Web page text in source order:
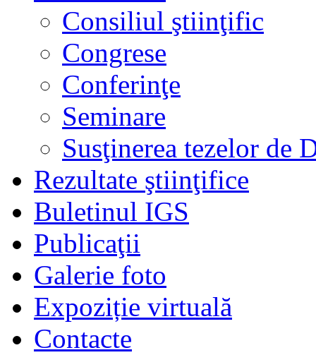
Consiliul ştiinţific
Congrese
Conferinţe
Seminare
Susţinerea tezelor de
Rezultate ştiinţifice
Buletinul IGS
Publicaţii
Galerie foto
Expoziție virtuală
Contacte